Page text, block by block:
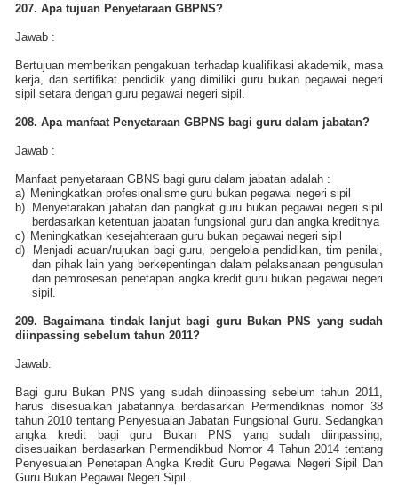
207. Apa tujuan Penyetaraan GBPNS?
Jawab :
Bertujuan memberikan pengakuan terhadap kualifikasi akademik, masa
kerja, dan sertifikat pendidik yang dimiliki guru bukan pegawai negeri
sipil setara dengan guru pegawai negeri sipil.
208. Apa manfaat Penyetaraan GBPNS bagi guru dalam jabatan?
Jawab :
Manfaat penyetaraan GBNS bagi guru dalam jabatan adalah :
a) Meningkatkan profesionalisme guru bukan pegawai negeri sipil
b) Menyetarakan jabatan dan pangkat guru bukan pegawai negeri sipil
berdasarkan ketentuan jabatan fungsional guru dan angka kreditnya
c) Meningkatkan kesejahteraan guru bukan pegawai negeri sipil
d)
Menjadi acuan/rujukan bagi guru, pengelola pendidikan, tim penilai,
dan pihak lain yang berkepentingan dalam pelaksanaan pengusulan
dan pemrosesan penetapan angka kredit guru bukan pegawai negeri
sipil.
209. Bagaimana tindak lanjut bagi guru Bukan PNS yang sudah
diinpassing sebelum tahun 2011?
Jawab:
Bagi guru Bukan PNS yang sudah diinpassing sebelum tahun 2011,
harus disesuaikan jabatannya berdasarkan Permendiknas nomor 38
tahun 2010 tentang Penyesuaian Jabatan Fungsional Guru. Sedangkan
angka kredit bagi guru Bukan PNS yang sudah diinpassing,
disesuaikan berdasarkan Permendikbud Nomor 4 Tahun 2014 tentang
Penyesuaian Penetapan Angka Kredit Guru Pegawai Negeri Sipil Dan
Guru Bukan Pegawai Negeri Sipil.